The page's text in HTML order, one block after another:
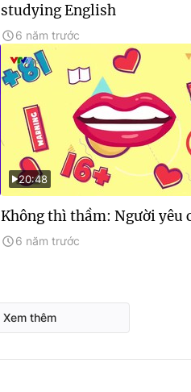
studying English
6 năm trước
20:48
Không thì thầm: Người yêu
6 năm trước
Xem thêm